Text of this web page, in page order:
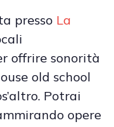
presso La
offrire sonorità
old school
Potrai
opere